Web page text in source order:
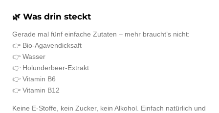
🌿 Was drin steckt
Gerade mal fünf einfache Zutaten – mehr braucht’s nicht:
👉 Bio-Agavendicksaft
👉 Wasser
👉 Holunderbeer-Extrakt
👉 Vitamin B6
👉 Vitamin B12
Keine E-Stoffe, kein Zucker, kein Alkohol. Einfach natürlich und